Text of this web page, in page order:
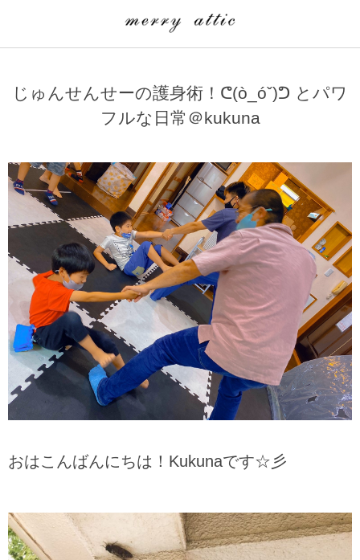
じゅんせんせーの護身術！ᕦ(ò_óˇ)ᕤ とパワ
フルな日常＠kukuna
おはこんばんにちは！Kukunaです☆彡
埼玉県
merry attic ミュージッククラス